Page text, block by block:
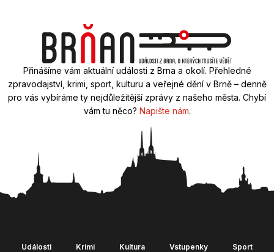
Přinášíme vám aktuální události z Brna a okolí. Přehledné
zpravodajství, krimi, sport, kulturu a veřejné dění v Brně – denně
pro vás vybíráme ty nejdůležitější zprávy z našeho města. Chybí
vám tu něco? Napište nám.
Události Krimi Kultura Vstupenky Sport